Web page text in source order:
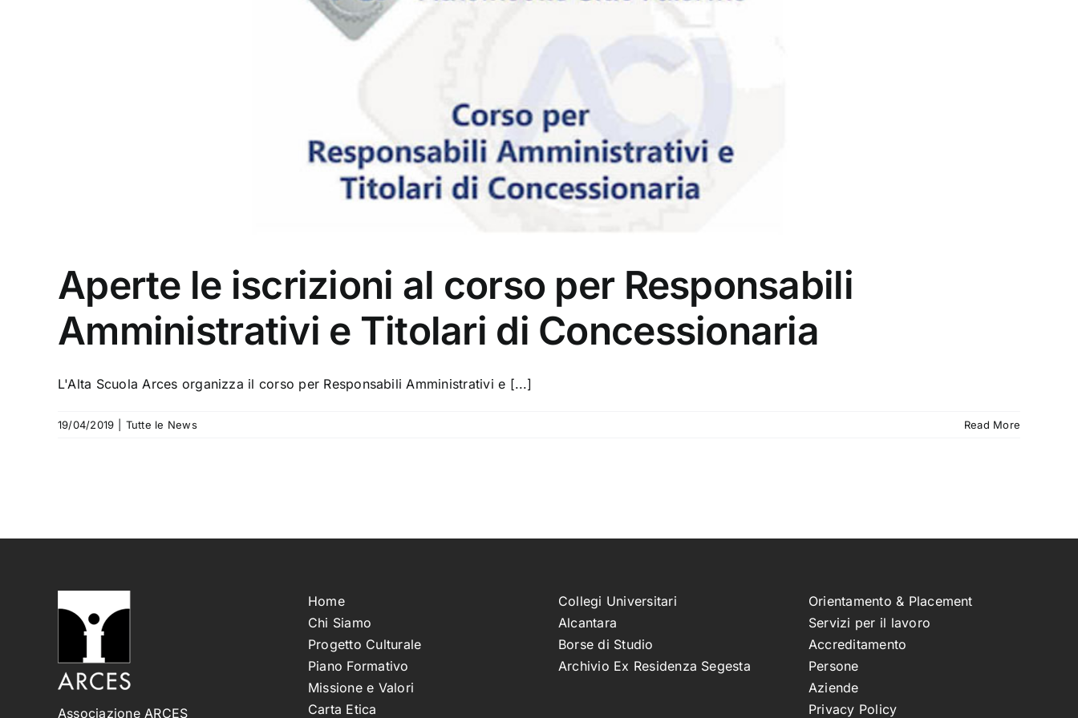
Aperte le iscrizioni al corso per Responsabili
Amministrativi e Titolari di Concessionaria
L'Alta Scuola Arces organizza il corso per Responsabili Amministrativi e [...]
19/04/2019 Tutte le News Read More
Associazione ARCES
Home
Chi Siamo
Progetto Culturale
Piano Formativo
Missione e Valori
Carta Etica
Collegi Universitari
Alcantara
Borse di Studio
Archivio Ex Residenza Segesta
Orientamento & Placement
Servizi per il lavoro
Accreditamento
Persone
Aziende
Privacy Policy